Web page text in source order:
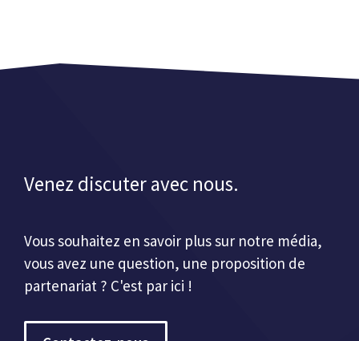
Venez discuter avec nous.
Vous souhaitez en savoir plus sur notre média,
vous avez une question, une proposition de
partenariat ? C'est par ici !